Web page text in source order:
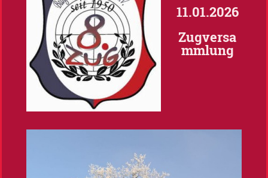
11.01.2026
Zugversa
mmlung